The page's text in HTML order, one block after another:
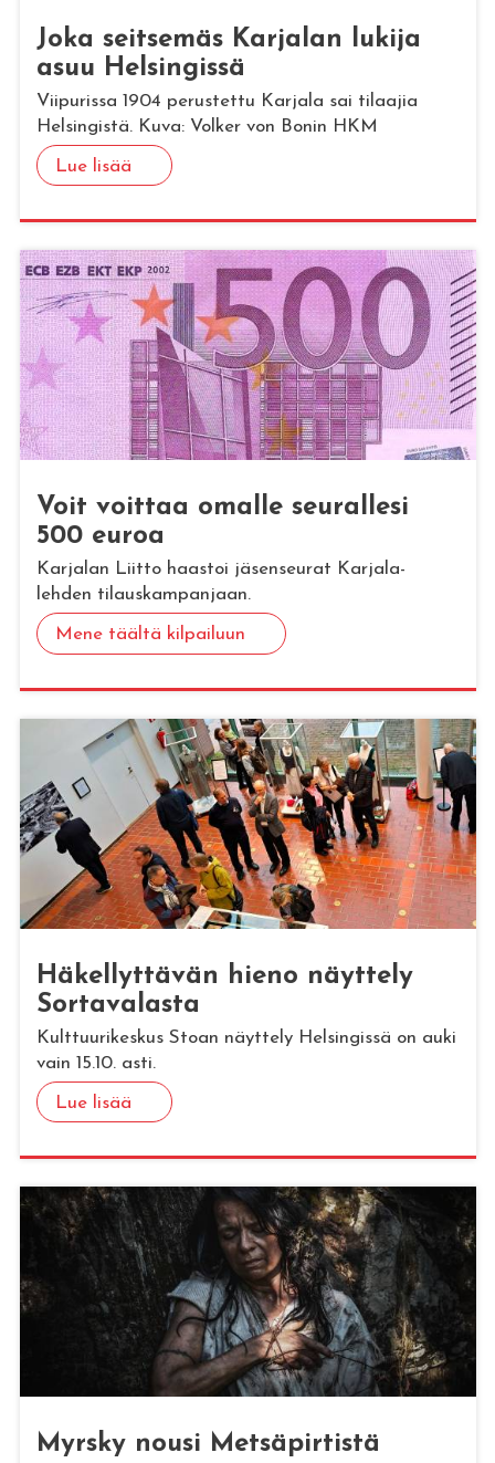
Joka seit­se­mäs Kar­ja­lan lu­ki­ja
asuu Hel­sin­gis­sä
Viipurissa 1904 perustettu Karjala sai tilaajia
Helsingistä. Kuva: Volker von Bonin HKM
Lue lisää
Voit voit­taa omal­le seu­ral­le­si
500 euroa
Karjalan Liitto haastoi jäsenseurat Karjala-
lehden tilauskampanjaan.
Mene täältä kilpailuun
Hä­kel­lyt­tä­vän hieno näyt­te­ly
Sor­ta­va­las­ta
Kulttuurikeskus Stoan näyttely Helsingissä on auki
vain 15.10. asti.
Lue lisää
Myrs­ky nousi Met­sä­pir­tis­tä